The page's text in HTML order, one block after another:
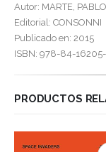
Autor: MARTE,
Editorial: CONSONNI
Publicado en: 2015
ISBN: 978-84-
PRODUCTOS